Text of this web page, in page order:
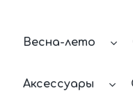
Весна-лето
Аксессуары